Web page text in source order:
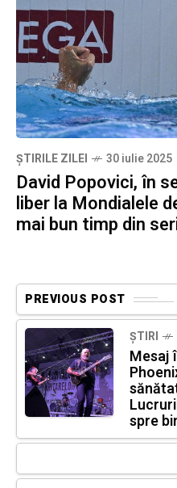
ȘTIRILE ZILEI 30 iulie 2025
David Popovici, în
liber la Mondialele
mai bun timp din
PREVIOUS POST
ȘTIRI
Mesaj
spre